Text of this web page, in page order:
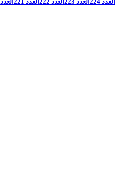
العدد 224 العدد 223 العدد 222 العدد 221 العدد 220